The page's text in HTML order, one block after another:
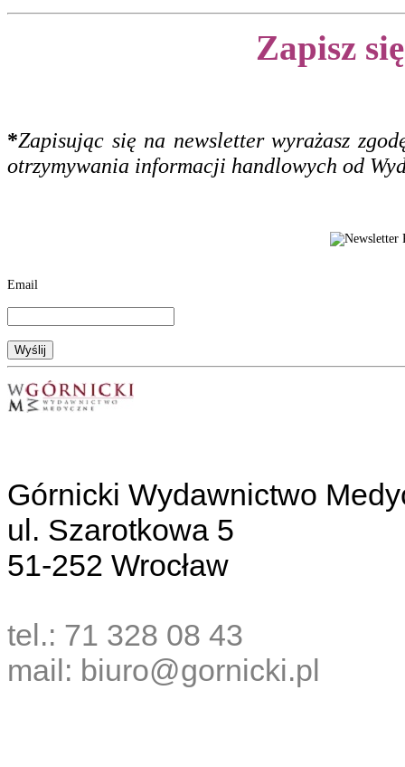
Zapisz
*Zapisując się na newsletter wyrażasz
otrzymywania informacji handlowych od
Email
Górnicki Wydawnictwo
ul. Szarotkowa 5
51-252 Wrocław
tel.: 71 328 08 43
mail: biuro@gornicki.pl